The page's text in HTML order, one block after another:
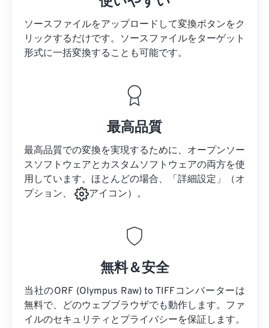
ソースファイルをアップロードして変換ボタンをク
リックするだけです。 ソースファイルをターゲット
形式に一括変換することも可能です。
最高品質
最高品質での変換を実現するために、オープンソー
スソフトウェアとカスタムソフトウェアの両方を使
用しています。ほとんどの場合、「詳細設定」（オ
プション、
アイコン）。
無料＆安全
当社のORF (Olympus Raw) to TIFFコンバーターは
無料で、どのウェブブラウザでも動作します。ファ
イルのセキュリティとプライバシーを保証します。